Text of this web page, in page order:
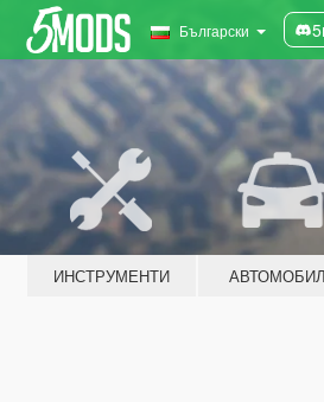
Български
ИНСТРУМЕНТИ